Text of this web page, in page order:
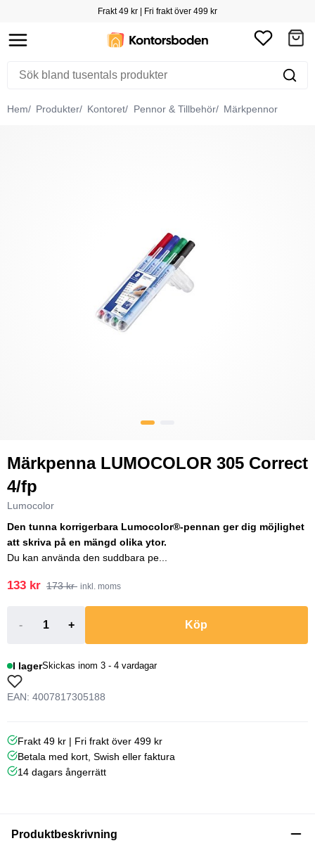
Frakt 49 kr | Fri frakt över 499 kr
Hem Produkter Kontoret Pennor & Tillbehör Märkpennor
Märkpenna LUMOCOLOR 305 Correct
4/fp
Lumocolor
Den tunna korrigerbara Lumocolor®-pennan ger dig möjlighet
att skriva på en mängd olika ytor.
Du kan använda den suddbara pe...
133 kr 173 kr inkl. moms
- + Köp
I lagerSkickas inom 3 - 4 vardagar
EAN: 4007817305188
Frakt 49 kr | Fri frakt över 499 kr
Betala med kort, Swish eller faktura
14 dagars ångerrätt
Produktbeskrivning